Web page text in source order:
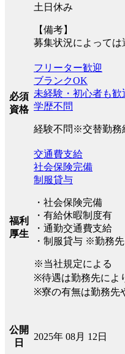
土日休み
【備考】
募集状況によっては
必須
資格
フリーター歓迎
ブランクOK
未経験・初心者も歓
学歴不問
経験不問※交替勤務
福利
厚生
交通費支給
社会保険完備
制服貸与
・社会保険完備
・有給休暇制度有
・通勤交通費支給
・制服貸与 ※勤務
※当社規定による
※待遇は勤務先によ
※寮の有無は勤務先
公開
日
2025年 08月 12日